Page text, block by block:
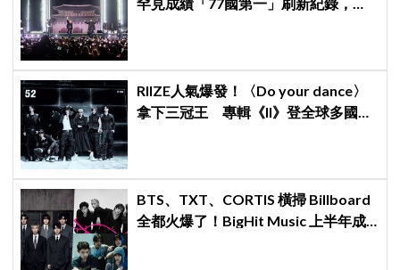
RIIZE人氣爆發！〈Do your dance〉
拿下三冠王 專輯《II》登全球多國排
BTS、TXT、CORTIS 橫掃 Billboard
全都火爆了！BigHit Music 上半年成